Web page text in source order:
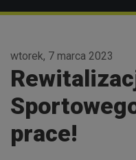
wtorek, 7 marca 2023
prace!